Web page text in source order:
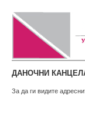
ДАНОЧНИ
За да ги видите